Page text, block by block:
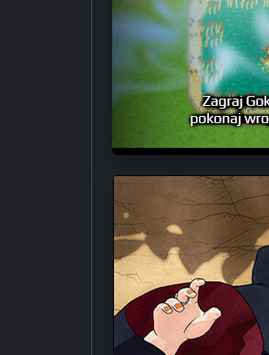
Anison & BGM Pack 1:
• 魔訶不思議アドベンチャー！
Opening serii Dragon Ball TV -
• ロマンティックあげるよ (“I’ll
Ending serii Dragon Ball TV -
• CHA-LA HEAD-CHA-LA
Pierwszy opening serii Dragon
• WE GOTTA POWER
Drugi opening serii Dragon Ball Z
• でてこいとびきりZENKAIパワ
Pierwszy ending serii Dragon Ball
• 僕達は天使だった (“We Were
Drugi ending serii Dragon Ball Z
• DAN DAN 心魅かれてく (“Bit by
Opening serii Dragon Ball GT TV -
• プロローグ&サブタイトルI
Pierwszy utwór wprowadzający
• ニューヒーロー登場 (“A New
Podkład muzyczny do sagi Buu z
• ソリッドステート・スカウタ
Utwór towarzyszący odcinkowi
• 恐怖のギニュー特戦隊 (“The
Podkład muzyczny do sagi